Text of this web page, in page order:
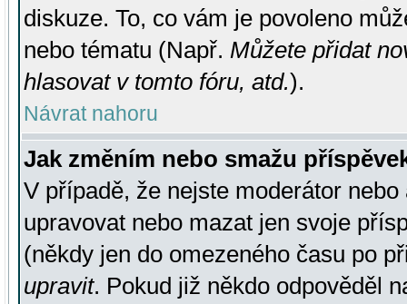
diskuze. To, co vám je povoleno
nebo tématu (Např. Můžete přidat
hlasovat v tomto fóru, atd.).
Návrat nahoru
Jak změním nebo smažu
V případě, že nejste moderátor
upravovat nebo mazat jen svoje
(někdy jen do omezeného času po
upravit. Pokud již někdo odpověděl